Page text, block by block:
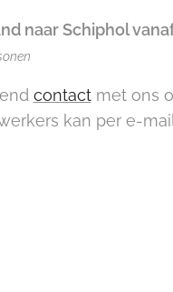
naar Schiphol
contactmet ons
kan per e-